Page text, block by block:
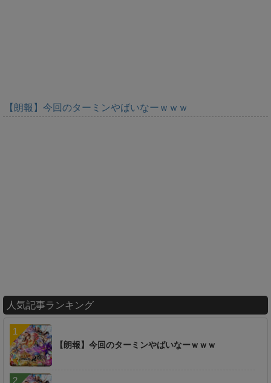
【朗報】今回のターミンやばいなーｗｗｗ
人気記事ランキング
【朗報】今回のターミンやばいなーｗｗｗ